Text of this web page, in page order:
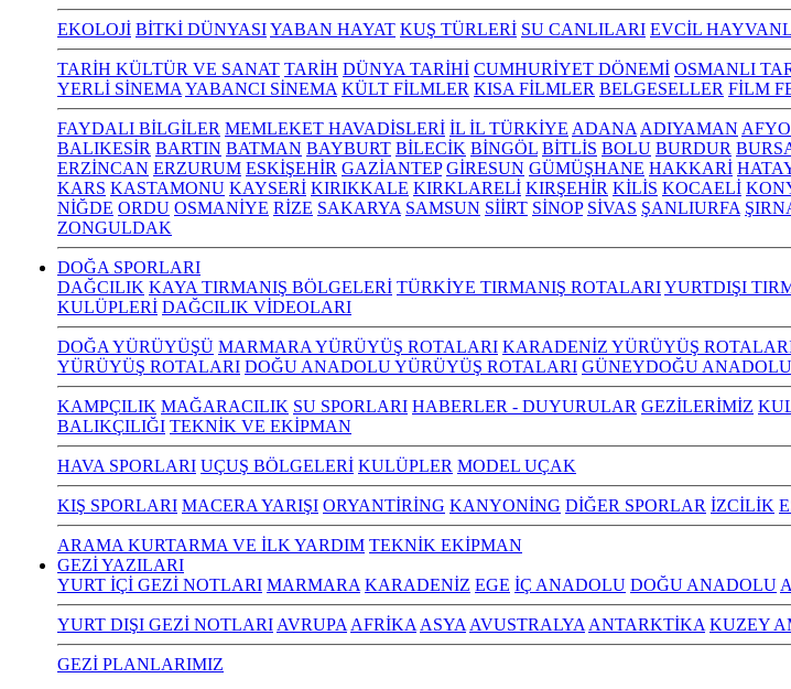
EKOLOJİ BİTKİ DÜNYASIYABAN HAYAT KUŞ TÜRLERİ SU CANLILARI EVCİL
TARİH KÜLTÜR VE SANAT TARİH DÜNYA TARİHİ CUMHURİYET DÖNEMİ OSMANLI
YERLİ SİNEMA YABANCI SİNEMA KÜLT FİLMLER KISA FİLMLER BELGESELLER FİLM
FAYDALI BİLGİLER MEMLEKET HAVADİSLERİ İL İL TÜRKİYE ADANA ADIYAMAN
BALIKESİR BARTIN BATMAN BAYBURT BİLECİK BİNGÖL BİTLİS BOLU BURDUR
ERZİNCAN ERZURUM ESKİŞEHİR GAZİANTEP GİRESUN GÜMÜŞHANE HAKKARİ
KARS KASTAMONU KAYSERİ KIRIKKALE KIRKLARELİ KIRŞEHİR KİLİS KOCAELİ
NİĞDE ORDU OSMANİYE RİZE SAKARYA SAMSUN SİİRT SİNOP SİVAS ŞANLIURFA
ZONGULDAK
DOĞA SPORLARI
DAĞCILIK KAYA TIRMANIŞ BÖLGELERİ TÜRKİYE TIRMANIŞ ROTALARIYURTDIŞI
KULÜPLERİ DAĞCILIK VİDEOLARI
DOĞA YÜRÜYÜŞÜ MARMARA YÜRÜYÜŞ ROTALARI KARADENİZ YÜRÜYÜŞ
YÜRÜYÜŞ ROTALARI DOĞU ANADOLU YÜRÜYÜŞ ROTALARI GÜNEYDOĞU
KAMPÇILIK MAĞARACILIK SU SPORLARI HABERLER - DUYURULAR GEZİLERİMİZ
BALIKÇILIĞI TEKNİK VE EKİPMAN
HAVA SPORLARI UÇUŞ BÖLGELERİ KULÜPLER MODEL UÇAK
KIŞ SPORLARI MACERA YARIŞI ORYANTİRİNG KANYONİNG DİĞER SPORLAR İZCİLİK
ARAMA KURTARMA VE İLK YARDIM TEKNİK EKİPMAN
GEZİ YAZILARI
YURT İÇİ GEZİ NOTLARI MARMARA KARADENİZ EGE İÇ ANADOLU DOĞU ANADOLU
YURT DIŞI GEZİ NOTLARI AVRUPA AFRİKA ASYA AVUSTRALYA ANTARKTİKA KUZEY
GEZİ PLANLARIMIZ